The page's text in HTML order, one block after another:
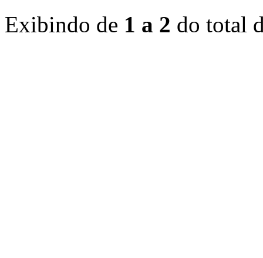
Exibindo de 1 a 2 do total